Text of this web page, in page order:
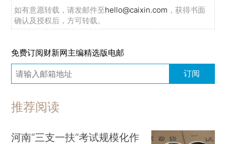
如有意愿转载，请发邮件至hello@caixin.com ，获得书面
确认及授权后，方可转载。
免费订阅财新网主编精选版电邮
订阅
推荐阅读
河南“三支一扶”考试规模化作